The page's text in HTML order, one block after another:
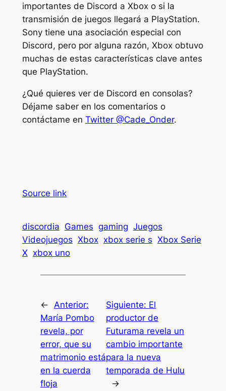
importantes de Discord a Xbox o si la
transmisión de juegos llegará a PlayStation.
Sony tiene una asociación especial con
Discord, pero por alguna razón, Xbox obtuvo
muchas de estas características clave antes
que PlayStation.
¿Qué quieres ver de Discord en consolas?
Déjame saber en los comentarios o
contáctame en Twitter @Cade_Onder.
Source link
discordia Games gaming Juegos
Videojuegos Xbox xbox serie s Xbox Serie
X xbox uno
← Anterior:
María Pombo
revela, por
error, que su
matrimonio está
en la cuerda
floja
Siguiente: El
productor de
Futurama revela un
cambio importante
para la nueva
temporada de Hulu
→